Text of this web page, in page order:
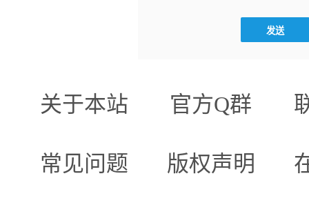
关于本站 官方Q群
常见问题 版权声明